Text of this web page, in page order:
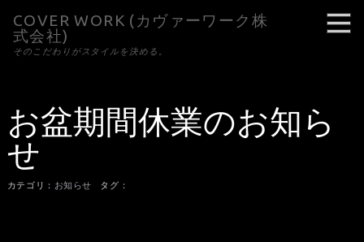
COVER WORK (カヴァーワーク株
式会社)
そのこだわりがスタイルを決める。
お盆期間休業のお知ら
せ
カテゴリ： お知らせ タグ：